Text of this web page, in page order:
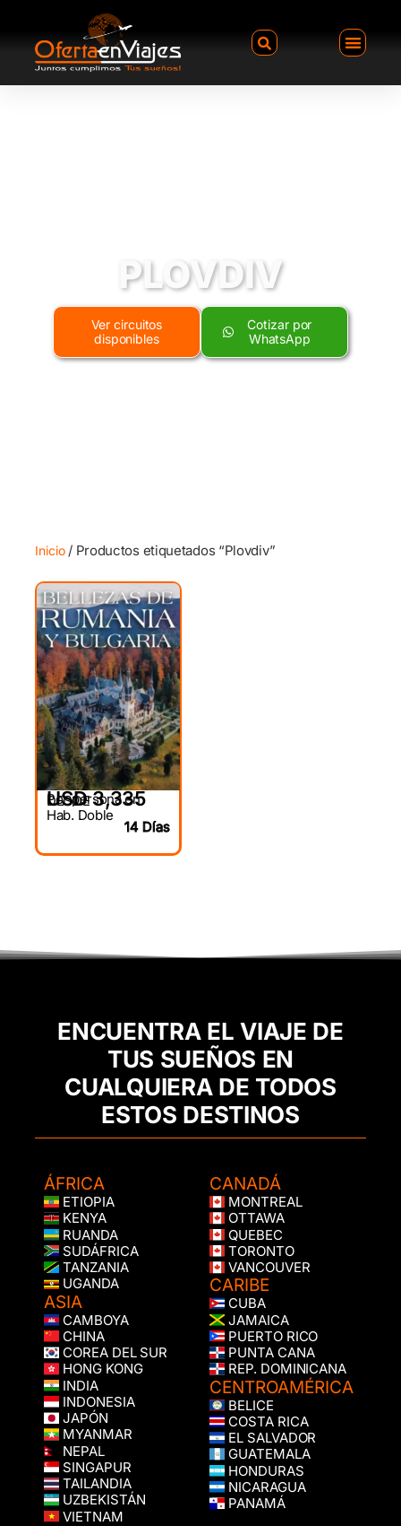
PLOVDIV
Ver circuitos
disponibles
Cotizar por
WhatsApp
Inicio/ Productos etiquetados “Plovdiv”
DESDE
USD 3,335
Por persona en
Hab. Doble
14 Días
ENCUENTRA EL VIAJE DE
TUS SUEÑOS EN
CUALQUIERA DE TODOS
ESTOS DESTINOS
ÁFRICA
ETIOPIA
KENYA
RUANDA
SUDÁFRICA
TANZANIA
UGANDA
ASIA
CAMBOYA
CHINA
COREA DEL SUR
HONG KONG
INDIA
INDONESIA
JAPÓN
MYANMAR
NEPAL
SINGAPUR
TAILANDIA
UZBEKISTÁN
VIETNAM
CANADÁ
MONTREAL
OTTAWA
QUEBEC
TORONTO
VANCOUVER
CARIBE
CUBA
JAMAICA
PUERTO RICO
PUNTA CANA
REP. DOMINICANA
CENTROAMÉRICA
BELICE
COSTA RICA
EL SALVADOR
GUATEMALA
HONDURAS
NICARAGUA
PANAMÁ